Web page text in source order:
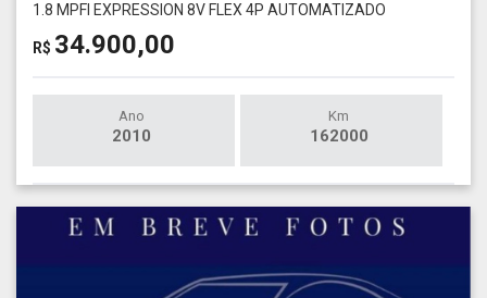
1.8 MPFI EXPRESSION 8V FLEX 4P AUTOMATIZADO
R$ 34.900,00
Ano
2010
Km
162000